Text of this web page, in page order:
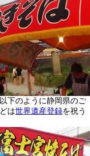
下のように静岡県のご
は世界遺産登録を祝う